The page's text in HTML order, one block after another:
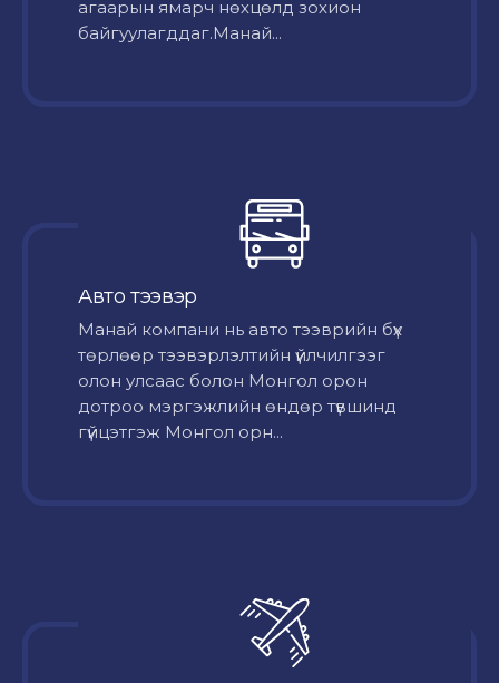
агаарын ямарч нөхцөлд зохион
байгуулагддаг.Манай...
Авто тээвэр
Mанай компани нь авто тээврийн бүх
төрлөөр тээвэрлэлтийн үйлчилгээг
олон улсаас болон Монгол орон
дотроо мэргэжлийн өндөр түвшинд
гүйцэтгэж Монгол орн...